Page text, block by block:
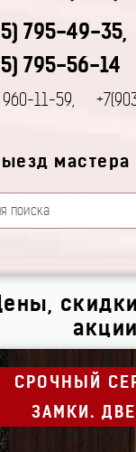
мастера
795-49-35,
795-56-14
960-11-59,
СРОЧНЫЙ
ЗАМКИ.